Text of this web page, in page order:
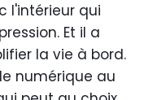
l'intérieur qui
Et il a
la vie à bord.
numérique au